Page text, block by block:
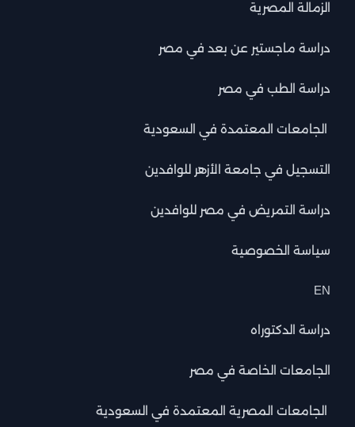
الزمالة المصرية
دراسة ماجستير عن بعد في مصر
دراسة الطب في مصر
الجامعات المعتمدة في السعودية
التسجيل في جامعة الأزهر للوافدين
دراسة التمريض في مصر للوافدين
سياسة الخصوصية
EN
دراسة الدكتوراه
الجامعات الخاصة في مصر
الجامعات المصرية المعتمدة في السعودية